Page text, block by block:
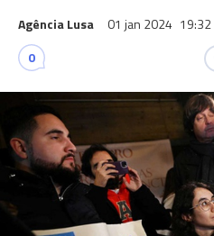
Agência Lusa 01 jan 2024 19:32
0